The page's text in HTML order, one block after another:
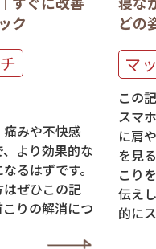
ク
みや不快感
より効果的な
るはずです。
ぜひこの記
りの解消につ
どの
マ
この
スマ
に肩
を見
こり
伝え
的に